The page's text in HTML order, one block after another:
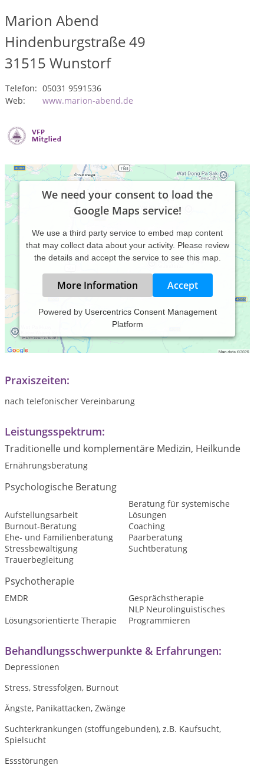
Marion Abend
Hindenburgstraße 49
31515 Wunstorf
Telefon: 05031 9591536
Web:
www.marion-abend.de
We need your consent to load the
Google Maps service!
We use a third party service to embed map content
that may collect data about your activity. Please review
the details and accept the service to see this map.
More Information Accept
Powered by Usercentrics Consent Management
Platform
Als Heilpraktikerin für Psychotherapie unterstütze ich Sie
dabei, Belastendes zu verarbeiten und Neues anzunehmen,
mit sich selbst in Kontakt zu kommen.
Praxiszeiten:
nach telefonischer Vereinbarung
Leistungsspektrum:
Traditionelle und komplementäre Medizin, Heilkunde
Ernährungsberatung
Psychologische Beratung
Aufstellungsarbeit
Beratung für systemische
Lösungen
Burnout-Beratung
Coaching
Ehe- und Familienberatung
Paarberatung
Stressbewältigung
Suchtberatung
Trauerbegleitung
Psychotherapie
EMDR
Gesprächstherapie
Lösungsorientierte Therapie
NLP Neurolinguistisches
Programmieren
Behandlungsschwerpunkte & Erfahrungen:
Depressionen
Stress, Stressfolgen, Burnout
Ängste, Panikattacken, Zwänge
Suchterkrankungen (stoffungebunden), z.B. Kaufsucht,
Spielsucht
Essstörungen